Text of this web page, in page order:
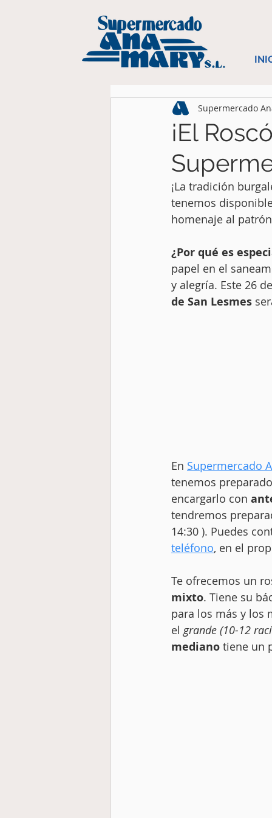
¡El
Supermercado
¡La tradición
tenemos
homenaje al
¿Por qué es
papel en el
y alegría. Este 26
de San Lesmes
En Supermercado
tenemos
encargarlo con
tendremos
14:30 ). Puedes
teléfono, en el
Te ofrecemos un
mixto. Tiene su
para los más y los
el grande (10-12
mediano tiene un